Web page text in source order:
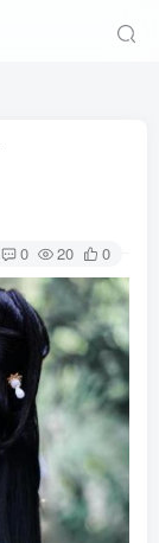
0 20 0